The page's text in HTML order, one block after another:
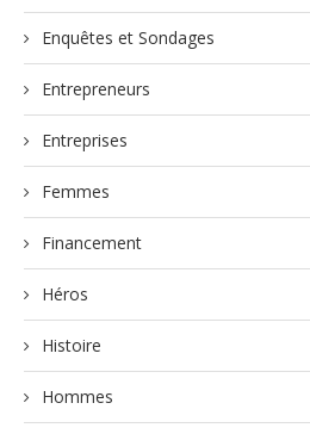
Enquêtes et Sondages
Entrepreneurs
Entreprises
Femmes
Financement
Héros
Histoire
Hommes